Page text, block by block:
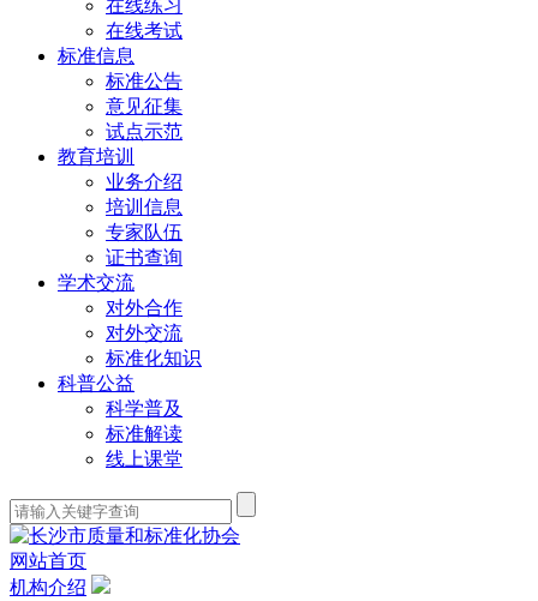
在线练习
在线考试
标准信息
标准公告
意见征集
试点示范
教育培训
业务介绍
培训信息
专家队伍
证书查询
学术交流
对外合作
对外交流
标准化知识
科普公益
科学普及
标准解读
线上课堂
网站首页
机构介绍